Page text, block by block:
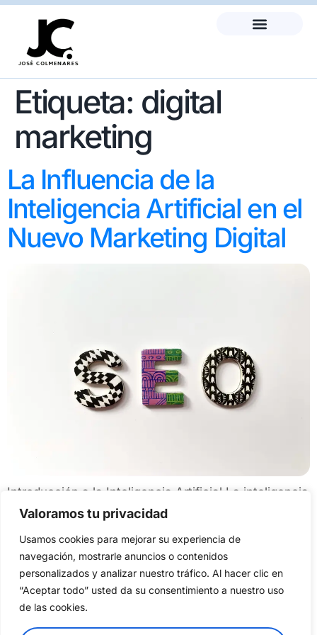
Valoramos tu privacidad
Usamos cookies para mejorar su experiencia de
navegación, mostrarle anuncios o contenidos
personalizados y analizar nuestro tráfico. Al hacer clic en
“Aceptar todo” usted da su consentimiento a nuestro uso
de las cookies.
Etiqueta: digital
marketing
La Influencia de la
Inteligencia Artificial en el
Nuevo Marketing Digital
Introducción a la Inteligencia Artificial La inteligencia
artificial (IA) se refiere a la capacidad de las
máquinas para realizar tareas que, en condiciones
normales, requieren de la inteligencia humana. Esta
tecnología se ha desarrollado de manera
significativa desde sus orígenes en la década de
1950. Al principio, las aplicaciones de la IA eran
limitadas y […]